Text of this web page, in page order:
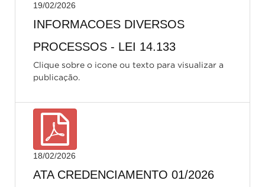
19/02/2026
INFORMACOES DIVERSOS
PROCESSOS - LEI 14.133
Clique sobre o icone ou texto para visualizar a
publicação.
18/02/2026
ATA CREDENCIAMENTO 01/2026